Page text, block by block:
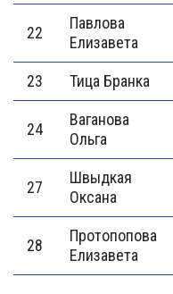
22
Павлова
Елизавета
23 Тица Бранка
24
Ваганова
Ольга
27
Швыдкая
Оксана
28
Протопопова
Елизавета